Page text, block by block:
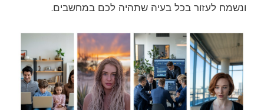
ונשמח לעזור בכל בעיה שתהיה לכם במחשבים.